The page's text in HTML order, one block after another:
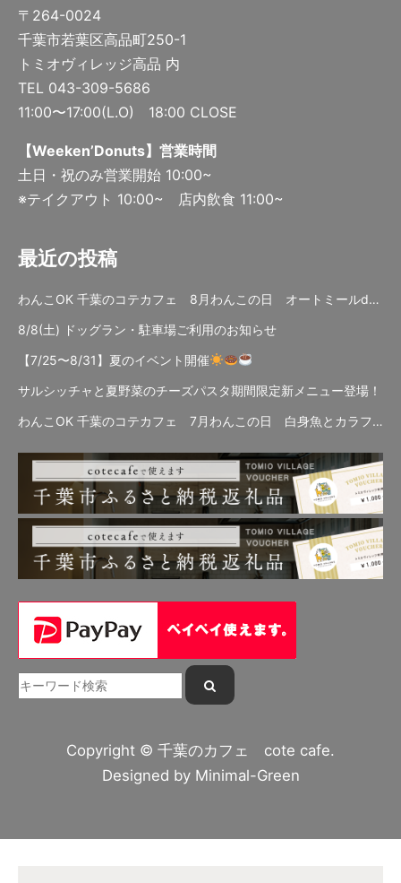
〒264-0024
千葉市若葉区高品町250-1
トミオヴィレッジ高品 内
TEL 043-309-5686
11:00〜17:00(L.O) 18:00 CLOSE
【Weeken’Donuts】営業時間
土日・祝のみ営業開始 10:00~
※テイクアウト 10:00~ 店内飲食 11:00~
最近の投稿
わんこOK 千葉のコテカフェ 8月わんこの日 オートミールdeローストビーフライス
8/8(土) ドッグラン・駐車場ご利用のお知らせ
【7/25〜8/31】夏のイベント開催
サルシッチャと夏野菜のチーズパスタ期間限定新メニュー登場！
わんこOK 千葉のコテカフェ 7月わんこの日 白身魚とカラフルやさいのオムレツ
Copyright © 千葉のカフェ cote cafe.
Designed by Minimal-Green